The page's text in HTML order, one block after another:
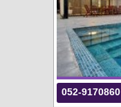
052-9170860